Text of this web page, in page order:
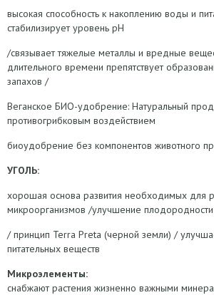
высокая способность к накоплению воды и
стабилизирует уровень pH
/связывает тяжелые металлы и вредные
длительного времени препятствует
запахов /
Веганское БИО-удобрение: Натуральный
противогрибковым воздействием
биоудобрение без компонентов животного
УГОЛЬ:
хорошая основа развития необходимых для
микроорганизмов /улучшение
/ принцип Terra Preta (черной земли) /
питательных веществ
Микроэлементы:
снабжают растения жизненно важными